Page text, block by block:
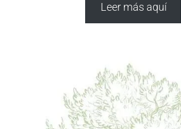
Leer más aquí